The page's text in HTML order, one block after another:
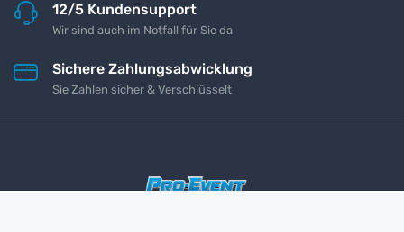
12/5 Kundensupport
Wir sind auch im Notfall für Sie da
Sichere Zahlungsabwicklung
Sie Zahlen sicher & Verschlüsselt